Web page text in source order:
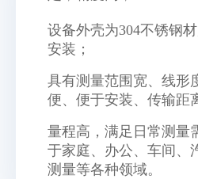
设备外壳为304不锈钢材
安装；
具有测量范围宽、线形
便、便于安装、传输距
量程高，满足日常测量
于家庭、办公、车间、
测量等各种领域。